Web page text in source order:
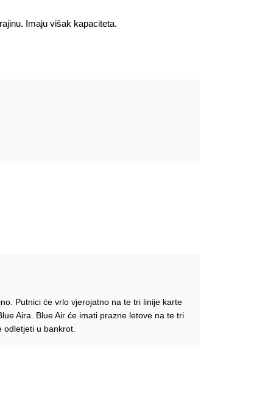
Imaju višak kapaciteta.
Putnici će vrlo vjerojatno na te tri linije karte
Aira. Blue Air će imati prazne letove na te tri
u bankrot.